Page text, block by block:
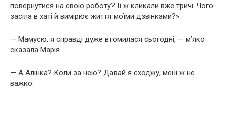
повернутися на свою роботу? Її ж кликали вже тричі. Чого
засіла в хаті й вимірює життя моїми дзвінками?»
— Мамусю, я справді дуже втомилася сьогодні, — м’яко
сказала Марія.
— А Алінка? Коли за нею? Давай я сходжу, мені ж не
важко.